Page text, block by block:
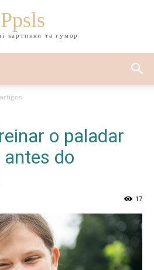
Ppsls
картинки та гумор
o paladar
antes do
17